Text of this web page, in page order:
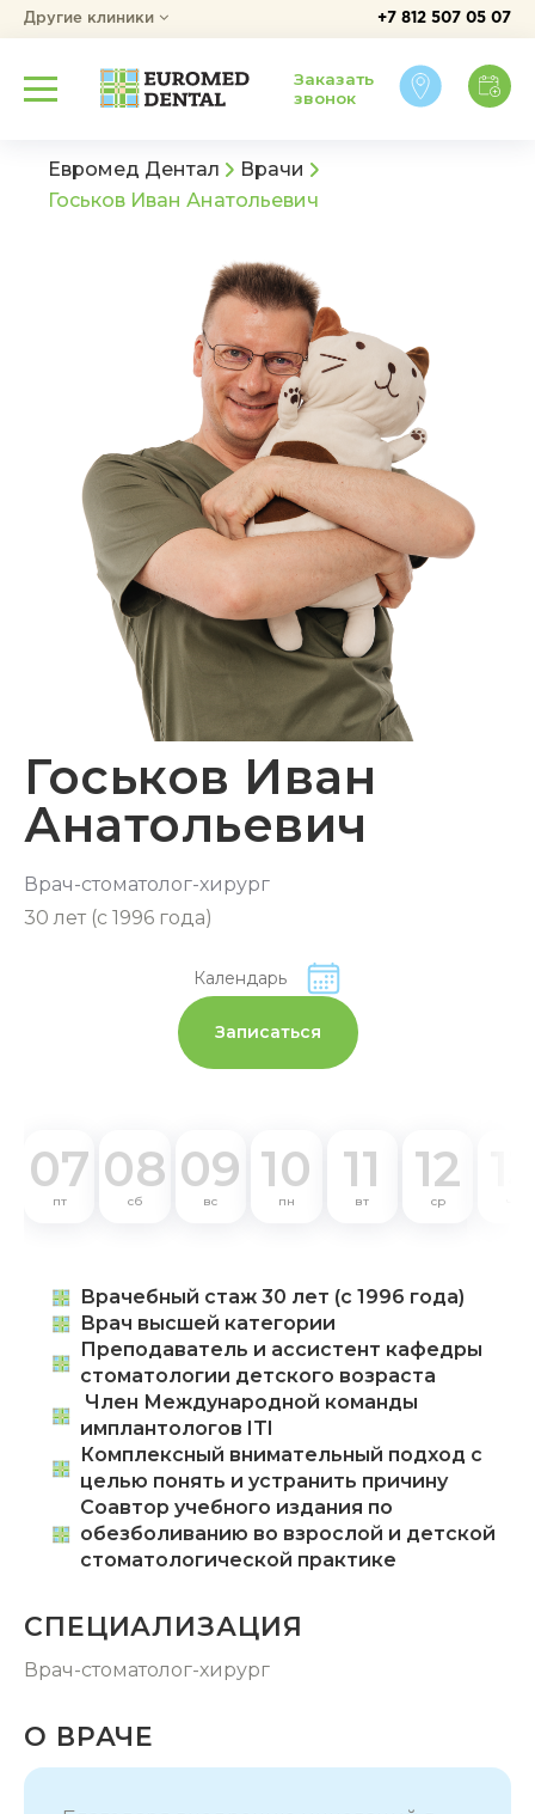
+7 812 507 05 07
Другие клиники
Заказать
звонок
Евромед Дентал
Врачи
Госьков Иван Анатольевич
Госьков Иван
Анатольевич
Врач-стоматолог-хирург
30 лет (с 1996 года)
Записаться
Календарь
07
пт
08
сб
09
вс
10
пн
11
вт
12
ср
Врачебный стаж 30 лет (с 1996 года)
Врач высшей категории
Преподаватель и ассистент кафедры
стоматологии детского возраста
Член Международной команды
имплантологов ITI
Комплексный внимательный подход с
целью понять и устранить причину
Соавтор учебного издания по
обезболиванию во взрослой и детской
стоматологической практике
СПЕЦИАЛИЗАЦИЯ
Врач-стоматолог-хирург
О ВРАЧЕ